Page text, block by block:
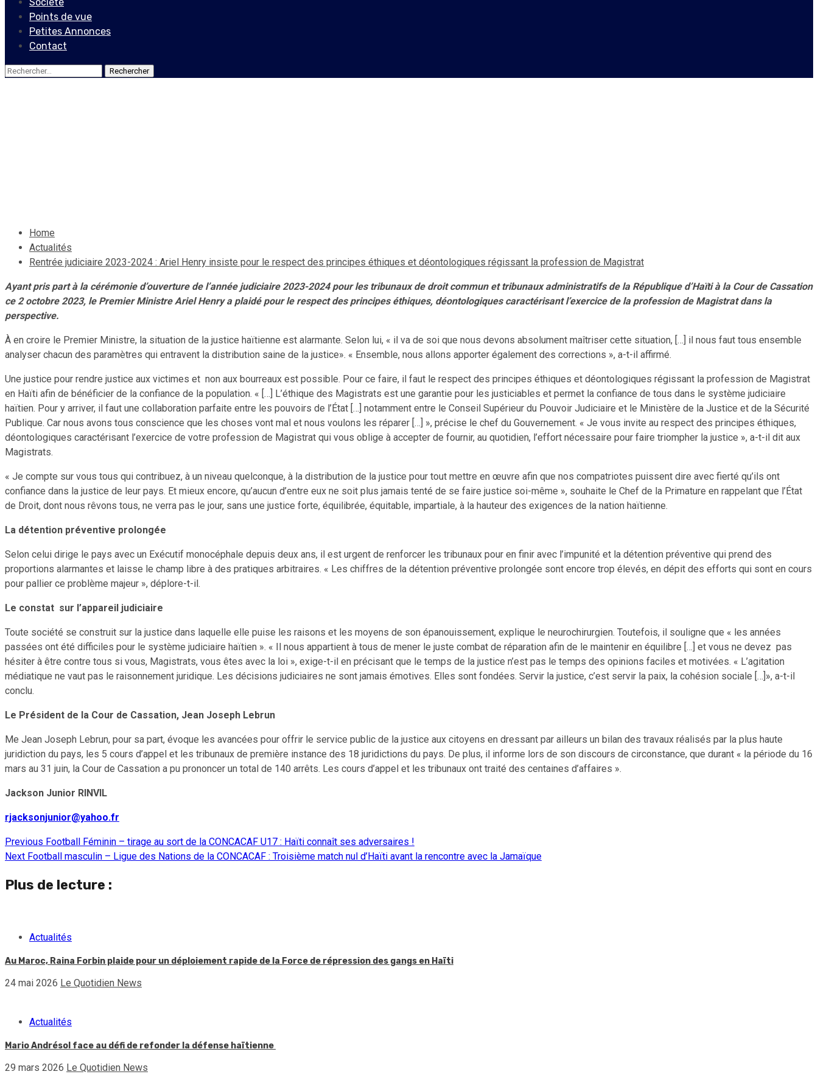
Points de vue
Petites Annonces
Contact
Rechercher :
Home
Actualités
Rentrée judiciaire 2023-2024 : Ariel Henry insiste pour le respect des principes éthiques et déontologiques régissant la profession de Magistrat
Ayant pris part à la cérémonie d’ouverture de l’année judiciaire 2023-2024 pour les tribunaux de droit commun et tribunaux administratifs de la République d’Haïti à la Cour de Cassation
ce 2 octobre 2023, le Premier Ministre Ariel Henry a plaidé pour le respect des principes éthiques, déontologiques caractérisant l’exercice de la profession de Magistrat dans la
perspective.
À en croire le Premier Ministre, la situation de la justice haïtienne est alarmante. Selon lui, « il va de soi que nous devons absolument maîtriser cette situation, […] il nous faut tous ensemble
analyser chacun des paramètres qui entravent la distribution saine de la justice». « Ensemble, nous allons apporter également des corrections », a-t-il affirmé.
Une justice pour rendre justice aux victimes et non aux bourreaux est possible. Pour ce faire, il faut le respect des principes éthiques et déontologiques régissant la profession de Magistrat
en Haïti afin de bénéficier de la confiance de la population. « […] L’éthique des Magistrats est une garantie pour les justiciables et permet la confiance de tous dans le système judiciaire
haïtien. Pour y arriver, il faut une collaboration parfaite entre les pouvoirs de l’État […] notamment entre le Conseil Supérieur du Pouvoir Judiciaire et le Ministère de la Justice et de la Sécurité
Publique. Car nous avons tous conscience que les choses vont mal et nous voulons les réparer […] », précise le chef du Gouvernement. « Je vous invite au respect des principes éthiques,
déontologiques caractérisant l’exercice de votre profession de Magistrat qui vous oblige à accepter de fournir, au quotidien, l’effort nécessaire pour faire triompher la justice », a-t-il dit aux
Magistrats.
« Je compte sur vous tous qui contribuez, à un niveau quelconque, à la distribution de la justice pour tout mettre en œuvre afin que nos compatriotes puissent dire avec fierté qu’ils ont
confiance dans la justice de leur pays. Et mieux encore, qu’aucun d’entre eux ne soit plus jamais tenté de se faire justice soi-même », souhaite le Chef de la Primature en rappelant que l’État
de Droit, dont nous rêvons tous, ne verra pas le jour, sans une justice forte, équilibrée, équitable, impartiale, à la hauteur des exigences de la nation haïtienne.
La détention préventive prolongée
Selon celui dirige le pays avec un Exécutif monocéphale depuis deux ans, il est urgent de renforcer les tribunaux pour en finir avec l’impunité et la détention préventive qui prend des
proportions alarmantes et laisse le champ libre à des pratiques arbitraires. « Les chiffres de la détention préventive prolongée sont encore trop élevés, en dépit des efforts qui sont en cours
pour pallier ce problème majeur », déplore-t-il.
Le constat sur l’appareil judiciaire
Toute société se construit sur la justice dans laquelle elle puise les raisons et les moyens de son épanouissement, explique le neurochirurgien. Toutefois, il souligne que « les années
passées ont été difficiles pour le système judiciaire haïtien ». « Il nous appartient à tous de mener le juste combat de réparation afin de le maintenir en équilibre […] et vous ne devez pas
hésiter à être contre tous si vous, Magistrats, vous êtes avec la loi », exige-t-il en précisant que le temps de la justice n’est pas le temps des opinions faciles et motivées. « L’agitation
médiatique ne vaut pas le raisonnement juridique. Les décisions judiciaires ne sont jamais émotives. Elles sont fondées. Servir la justice, c’est servir la paix, la cohésion sociale […]», a-t-il
conclu.
Le Président de la Cour de Cassation, Jean Joseph Lebrun
Me Jean Joseph Lebrun, pour sa part, évoque les avancées pour offrir le service public de la justice aux citoyens en dressant par ailleurs un bilan des travaux réalisés par la plus haute
juridiction du pays, les 5 cours d’appel et les tribunaux de première instance des 18 juridictions du pays. De plus, il informe lors de son discours de circonstance, que durant « la période du 16
mars au 31 juin, la Cour de Cassation a pu prononcer un total de 140 arrêts. Les cours d’appel et les tribunaux ont traité des centaines d’affaires ».
Jackson Junior RINVIL
rjacksonjunior@yahoo.fr
Continue
Previous Football Féminin – tirage au sort de la CONCACAF U17 : Haïti connaît ses adversaires !
Next Football masculin – Ligue des Nations de la CONCACAF : Troisième match nul d’Haïti avant la rencontre avec la Jamaïque
Plus de lecture :
Actualités
Au Maroc, Raina Forbin plaide pour un déploiement rapide de la Force de répression des gangs en Haïti
24 mai 2026 Le Quotidien News
Actualités
Mario Andrésol face au défi de refonder la défense haïtienne
29 mars 2026 Le Quotidien News